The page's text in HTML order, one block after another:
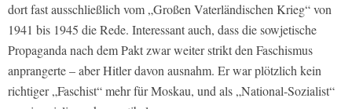
dort fast ausschließlich vom „Großen Vaterländischen Krieg“ von
1941 bis 1945 die Rede. Interessant auch, dass die sowjetische
Propaganda nach dem Pakt zwar weiter strikt den Faschismus
anprangerte – aber Hitler davon ausnahm. Er war plötzlich kein
richtiger „Faschist“ mehr für Moskau, und als „National-Sozialist“